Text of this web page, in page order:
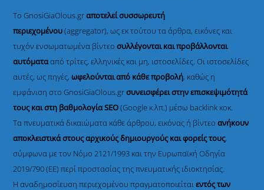
Το GnosiGiaOlous.grαποτελεί συσσωρευτή
περιεχομένου(aggregator), ως εκ τούτου τα άρθρα, εικόνες και
τυχόν ενσωματωμένα βίντεοσυλλέγονται και προβάλλονται
αυτόματααπό τρίτες, ελληνικές και μη, ιστοσελίδες. Οι ιστοσελίδες
αυτές, ως πηγές,ωφελούνται από κάθε προβολή, καθώς η
εμφάνιση στο GnosiGiaOlous.grσυνεισφέρει στην επισκεψιμότητά
τους και στη βαθμολογία SEO(Google κ.λπ.) μέσω backlink κοκ.
Τα πνευματικά δικαιώματα κάθε άρθρου, εικόνας ή βίντεοανήκουν
αποκλειστικά στους αρχικούς δημιουργούς και φορείς τους,
σύμφωνα με τον Νόμο 2121/1993 και την Ευρωπαϊκή Οδηγία
2019/790 (ΕΕ) περί προστασίας της πνευματικής ιδιοκτησίας.
Η αναδημοσίευση περιεχομένου πραγματοποιείταιεντός των